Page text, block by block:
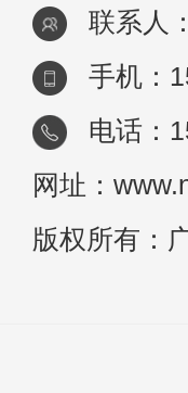
联系人
手机：
电话：
网址：
版权所有：